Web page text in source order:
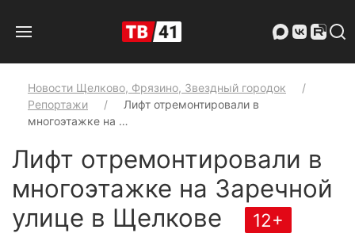
Новости Щелково, Фрязино, Звездный городок
Репортажи
Лифт отремонтировали в
многоэтажке на …
Лифт отремонтировали в
многоэтажке на Заречной
улице в Щелкове
12+